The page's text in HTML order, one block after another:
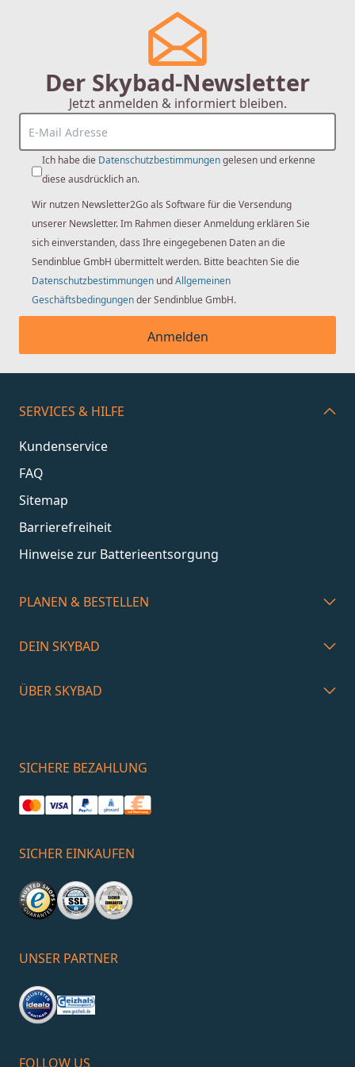
Duravit
Duravit Luv Oval-Badewanne
700461000000000 160 x 75 x 46 cm,
2.578,85 €
Gründe für Duravit Wannen
• Variantenvielfalt: Einbauwanne, Eckwannen,
• Duschwannen mit verschiedenen
Der Skybad-Newsletter
Jetzt anmelden & informiert bleiben.
Ich habe die Datenschutzbestimmungengelesen und erkenne
diese ausdrücklich an.
Wir nutzen Newsletter2Go als Software für die Versendung
unserer Newsletter. Im Rahmen dieser Anmeldung erklären Sie
sich einverstanden, dass Ihre eingegebenen Daten an die
Sendinblue GmbH übermittelt werden. Bitte beachten Sie die
Datenschutzbestimmungen undAllgemeinen
Geschäftsbedingungender Sendinblue GmbH.
Anmelden
SERVICES & HILFE
Kundenservice
FAQ
Sitemap
Barrierefreiheit
Hinweise zur Batterieentsorgung
PLANEN & BESTELLEN
DEIN SKYBAD
ÜBER SKYBAD
SICHERE BEZAHLUNG
SICHER EINKAUFEN
UNSER PARTNER
FOLLOW US